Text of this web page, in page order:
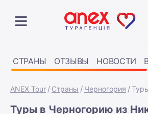
СТРАНЫ ОТЗЫВЫ НОВОСТИ
ANEX Tour Страны Черногория
Туры в Черногорию из